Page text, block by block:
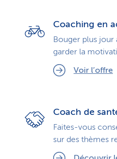
Coaching en
Bouger plus
garder la
Voir l’offre
Coach de
Faites-vous
sur des thèmes